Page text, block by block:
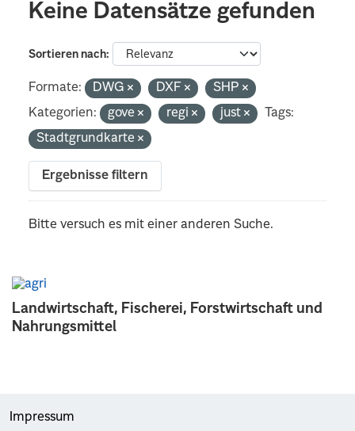
Landwirtschaft, Fischerei, Forstwirtschaft und
Nahrungsmittel
Keine Datensätze gefunden
Sortieren nach
Formate: DWG DXF
SHP
Kategorien:
gove regi just
Tags:
Stadtgrundkarte
Ergebnisse filtern
Bitte versuch es mit einer anderen Suche.
Impressum